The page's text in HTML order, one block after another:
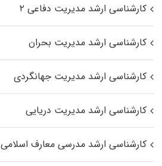
کارشناسی ارشد مدیریت دفاعی ۲
کارشناسی ارشد مدیریت بحران
کارشناسی ارشد مدیریت جهانگردی
کارشناسی ارشد مدیریت دریایی
کارشناسی ارشد مدرسی معارف اسلامی